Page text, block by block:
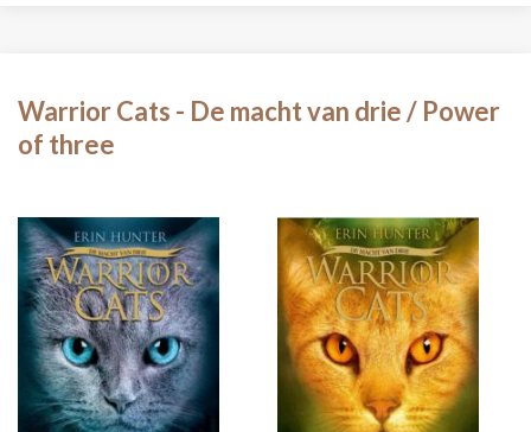
Warrior Cats - De macht van drie / Power
of three